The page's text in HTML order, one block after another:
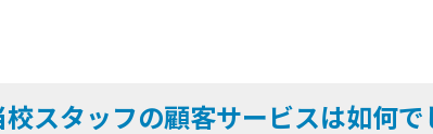
校スタッフの顧客サービスは如何